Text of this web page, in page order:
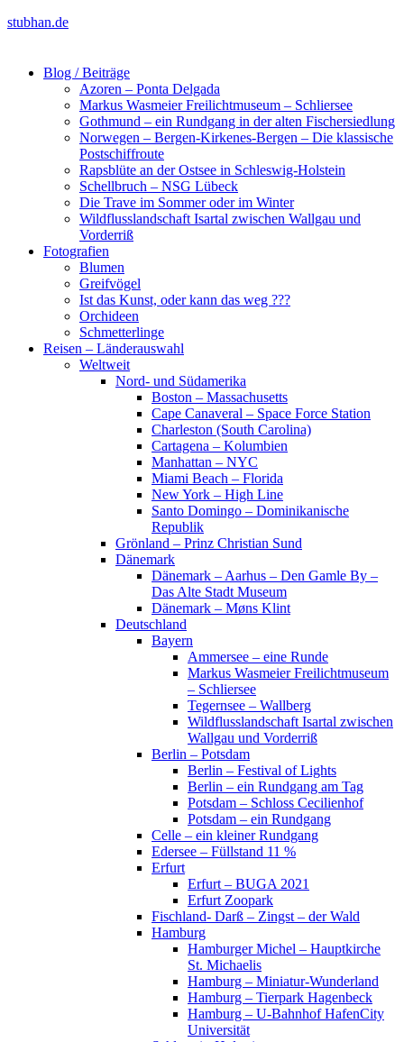
stubhan.de
Blog / Beiträge
Azoren – Ponta Delgada
Markus Wasmeier Freilichtmuseum – Schliersee
Gothmund – ein Rundgang in der alten Fischersiedlung
Norwegen – Bergen-Kirkenes-Bergen – Die klassische
Postschiffroute
Rapsblüte an der Ostsee in Schleswig-Holstein
Schellbruch – NSG Lübeck
Die Trave im Sommer oder im Winter
Wildflusslandschaft Isartal zwischen Wallgau und
Vorderriß
Fotografien
Blumen
Greifvögel
Ist das Kunst, oder kann das weg ???
Orchideen
Schmetterlinge
Reisen – Länderauswahl
Weltweit
Nord- und Südamerika
Boston – Massachusetts
Cape Canaveral – Space Force Station
Charleston (South Carolina)
Cartagena – Kolumbien
Manhattan – NYC
Miami Beach – Florida
New York – High Line
Santo Domingo – Dominikanische
Republik
Grönland – Prinz Christian Sund
Dänemark
Dänemark – Aarhus – Den Gamle By –
Das Alte Stadt Museum
Dänemark – Møns Klint
Deutschland
Bayern
Ammersee – eine Runde
Markus Wasmeier Freilichtmuseum
– Schliersee
Tegernsee – Wallberg
Wildflusslandschaft Isartal zwischen
Wallgau und Vorderriß
Berlin – Potsdam
Berlin – Festival of Lights
Berlin – ein Rundgang am Tag
Potsdam – Schloss Cecilienhof
Potsdam – ein Rundgang
Celle – ein kleiner Rundgang
Edersee – Füllstand 11 %
Erfurt
Erfurt – BUGA 2021
Erfurt Zoopark
Fischland- Darß – Zingst – der Wald
Hamburg
Hamburger Michel – Hauptkirche
St. Michaelis
Hamburg – Miniatur-Wunderland
Hamburg – Tierpark Hagenbeck
Hamburg – U-Bahnhof HafenCity
Universität